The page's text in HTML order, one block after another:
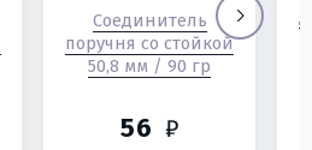
Соединитель
поручня со стойкой
50,8 мм / 90 гр
56 ₽